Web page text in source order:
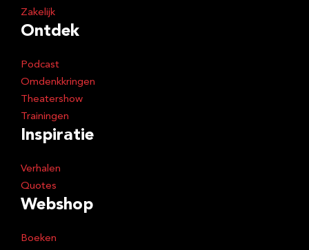
Zakelijk
Ontdek
Podcast
Omdenkkringen
Theatershow
Trainingen
Inspiratie
Verhalen
Quotes
Webshop
Boeken